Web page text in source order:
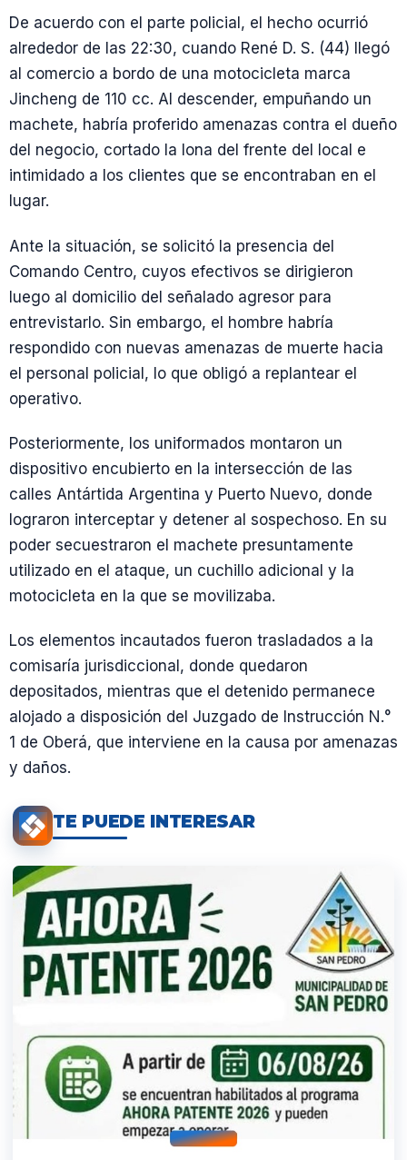
De acuerdo con el parte policial, el hecho ocurrió
alrededor de las 22:30, cuando René D. S. (44) llegó
al comercio a bordo de una motocicleta marca
Jincheng de 110 cc. Al descender, empuñando un
machete, habría proferido amenazas contra el dueño
del negocio, cortado la lona del frente del local e
intimidado a los clientes que se encontraban en el
lugar.
Ante la situación, se solicitó la presencia del
Comando Centro, cuyos efectivos se dirigieron
luego al domicilio del señalado agresor para
entrevistarlo. Sin embargo, el hombre habría
respondido con nuevas amenazas de muerte hacia
el personal policial, lo que obligó a replantear el
operativo.
Posteriormente, los uniformados montaron un
dispositivo encubierto en la intersección de las
calles Antártida Argentina y Puerto Nuevo, donde
lograron interceptar y detener al sospechoso. En su
poder secuestraron el machete presuntamente
utilizado en el ataque, un cuchillo adicional y la
motocicleta en la que se movilizaba.
Los elementos incautados fueron trasladados a la
comisaría jurisdiccional, donde quedaron
depositados, mientras que el detenido permanece
alojado a disposición del Juzgado de Instrucción N.°
1 de Oberá, que interviene en la causa por amenazas
y daños.
TE PUEDE INTERESAR